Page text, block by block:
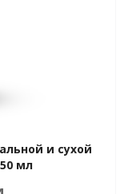
и сухой
мл